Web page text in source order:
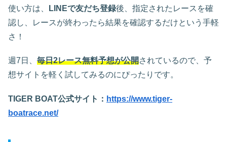
使い方は、 LINEで友だち登録後、指定されたレースを確
認し、レースが終わったら結果を確認するだけという手軽
さ！
週7日、 毎日2レース無料予想が公開されているので、予
想サイトを軽く試してみるのにぴったりです。
TIGER BOAT公式サイト： https://www.tiger-
boatrace.net/